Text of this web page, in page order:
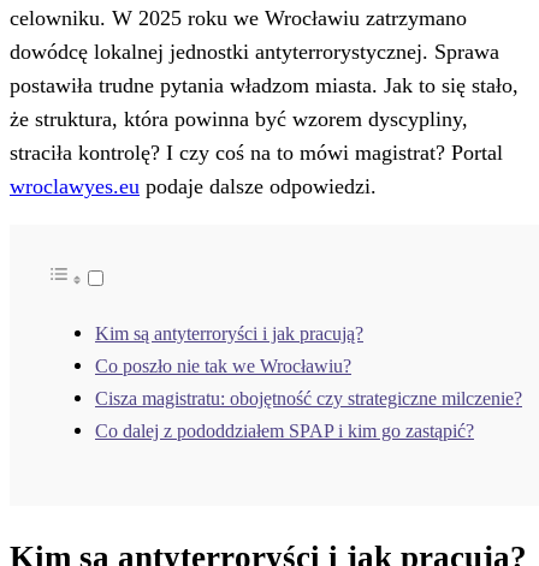
celowniku. W 2025 roku we Wrocławiu zatrzymano
dowódcę lokalnej jednostki antyterrorystycznej. Sprawa
postawiła trudne pytania władzom miasta. Jak to się stało,
że struktura, która powinna być wzorem dyscypliny,
straciła kontrolę? I czy coś na to mówi magistrat? Portal
wroclawyes.eu podaje dalsze odpowiedzi.
Kim są antyterroryści i jak pracują?
Co poszło nie tak we Wrocławiu?
Cisza magistratu: obojętność czy strategiczne milczenie?
Co dalej z pododdziałem SPAP i kim go zastąpić?
Kim są antyterroryści i jak pracują?